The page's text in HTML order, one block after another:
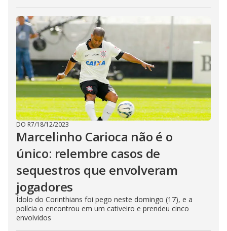
DO R7/18/12/2023
Marcelinho Carioca não é o
único: relembre casos de
sequestros que envolveram
jogadores
Ídolo do Corinthians foi pego neste domingo (17), e a
polícia o encontrou em um cativeiro e prendeu cinco
envolvidos